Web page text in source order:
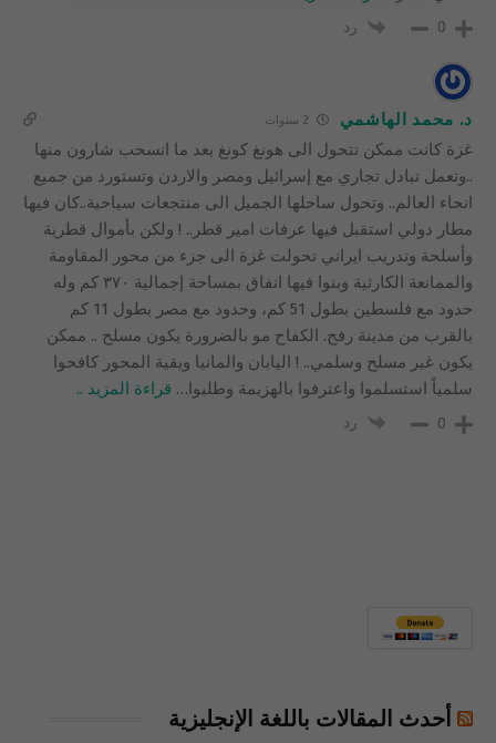
0 رد
د. محمد الهاشمي
غزة كانت ممكن تتحول الى هونغ كونغ بعد ما انسحب شارون منها
..وتعمل تبادل تجاري مع إسرائيل ومصر والاردن وتستورد من جميع
انحاء العالم.. وتحول ساحلها الجميل الى منتجعات سياحية..كان فيها
مطار دولي استقبل فيها عرفات امير قطر.. ! ولكن بأموال قطرية
وأسلحة وتدريب ايراني تحولت غزة الى جزء من محور المقاومة
والممانعة الكارثية وبنوا فيها انفاق بمساحة إجمالية ٣٧٠ كم وله
حدود مع فلسطين بطول 51 كم، وحدود مع مصر بطول 11 كم
بالقرب من مدينة رفح. الكفاح مو بالضرورة يكون مسلح .. ممكن
يكون غير مسلح وسلمي.. ! اليابان والمانيا ويقية المحور كافحوا
سلمياً استسلموا واعترفوا بالهزيمة وطلبوا… قراءة المزيد ..
0 رد
أحدث المقالات باللغة الإنجليزية